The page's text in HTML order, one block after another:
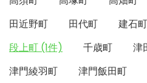
田近野町
田代町 建石町
段上町 (1件)
千歳町 津
津門綾羽町
津門飯田町